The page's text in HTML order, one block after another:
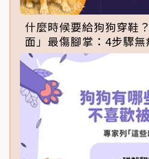
什麼時候要給狗狗穿鞋
面」最傷腳掌：4步驟無